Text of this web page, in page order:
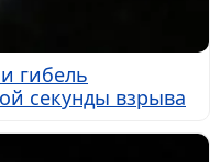
гибель
секунды взрыва